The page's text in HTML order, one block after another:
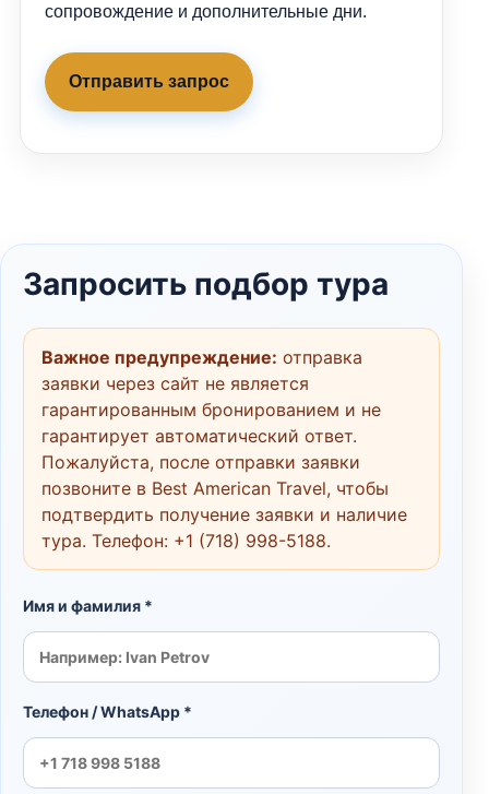
сопровождение и дополнительные дни.
Отправить запрос
Запросить подбор тура
Важное предупреждение: отправка
заявки через сайт не является
гарантированным бронированием и не
гарантирует автоматический ответ.
Пожалуйста, после отправки заявки
позвоните в Best American Travel, чтобы
подтвердить получение заявки и наличие
тура. Телефон: +1 (718) 998-5188.
Имя и фамилия *
Телефон / WhatsApp *